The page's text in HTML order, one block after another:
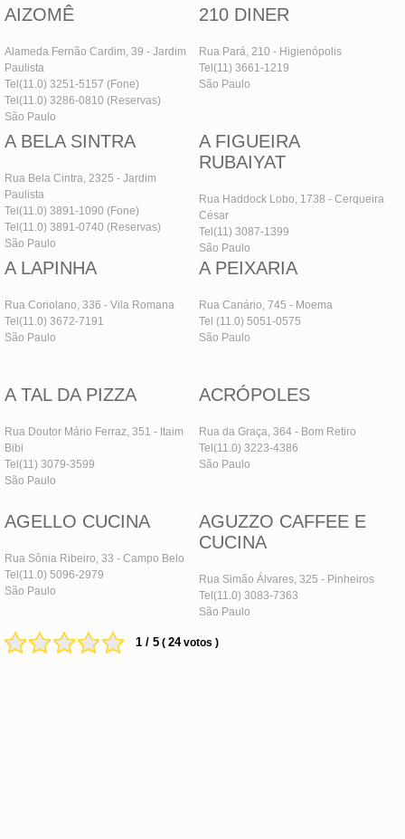
AIZOMÊ
Alameda Fernão Cardim, 39 - Jardim
Paulista
Tel(11.0) 3251-5157 (Fone)
Tel(11.0) 3286-0810 (Reservas)
São Paulo
210 DINER
Rua Pará, 210 - Higienópolis
Tel(11) 3661-1219
São Paulo
A BELA SINTRA
Rua Bela Cintra, 2325 - Jardim
Paulista
Tel(11.0) 3891-1090 (Fone)
Tel(11.0) 3891-0740 (Reservas)
São Paulo
A FIGUEIRA
RUBAIYAT
Rua Haddock Lobo, 1738 - Cerqueira
César
Tel(11) 3087-1399
São Paulo
A LAPINHA
Rua Coriolano, 336 - Vila Romana
Tel(11.0) 3672-7191
São Paulo
A PEIXARIA
Rua Canário, 745 - Moema
Tel (11.0) 5051-0575
São Paulo
A TAL DA PIZZA
Rua Doutor Mário Ferraz, 351 - Itaim
Bibi
Tel(11) 3079-3599
São Paulo
ACRÓPOLES
Rua da Graça, 364 - Bom Retiro
Tel(11.0) 3223-4386
São Paulo
AGELLO CUCINA
Rua Sônia Ribeiro, 33 - Campo Belo
Tel(11.0) 5096-2979
São Paulo
AGUZZO CAFFEE E
CUCINA
Rua Simão Álvares, 325 - Pinheiros
Tel(11.0) 3083-7363
São Paulo
1 / 5 ( 24votos )